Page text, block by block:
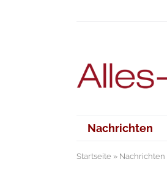
Nachrichten
Startseite» Nachrichten